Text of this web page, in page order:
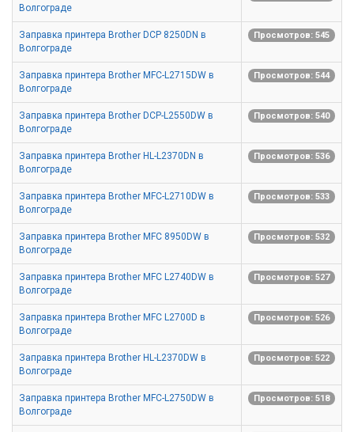
Волгограде
Заправка принтера Brother DCP 8250DN в
Волгограде
Просмотров: 545
Заправка принтера Brother MFC-L2715DW в
Волгограде
Просмотров: 544
Заправка принтера Brother DCP-L2550DW в
Волгограде
Просмотров: 540
Заправка принтера Brother HL-L2370DN в
Волгограде
Просмотров: 536
Заправка принтера Brother MFC-L2710DW в
Волгограде
Просмотров: 533
Заправка принтера Brother MFC 8950DW в
Волгограде
Просмотров: 532
Заправка принтера Brother MFC L2740DW в
Волгограде
Просмотров: 527
Заправка принтера Brother MFC L2700D в
Волгограде
Просмотров: 526
Заправка принтера Brother HL-L2370DW в
Волгограде
Просмотров: 522
Заправка принтера Brother MFC-L2750DW в
Волгограде
Просмотров: 518